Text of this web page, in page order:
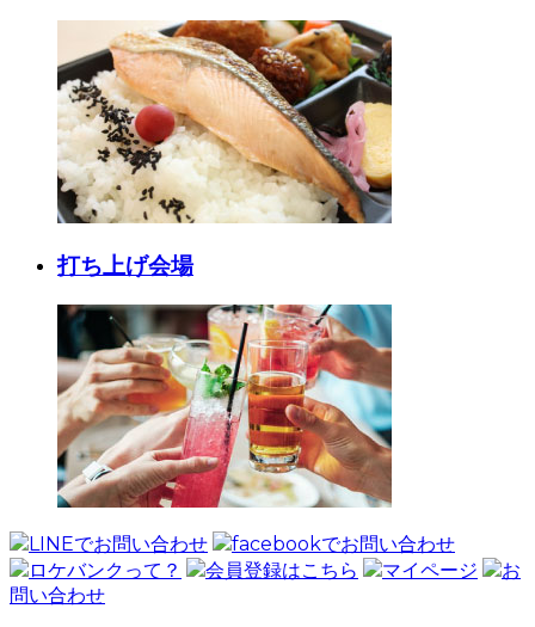
打ち上げ会場
LINEでお問い合わせ
facebookでお問い合わせ
ロケバンクって？
会員登録はこちら マイページ
お
問い合わせ